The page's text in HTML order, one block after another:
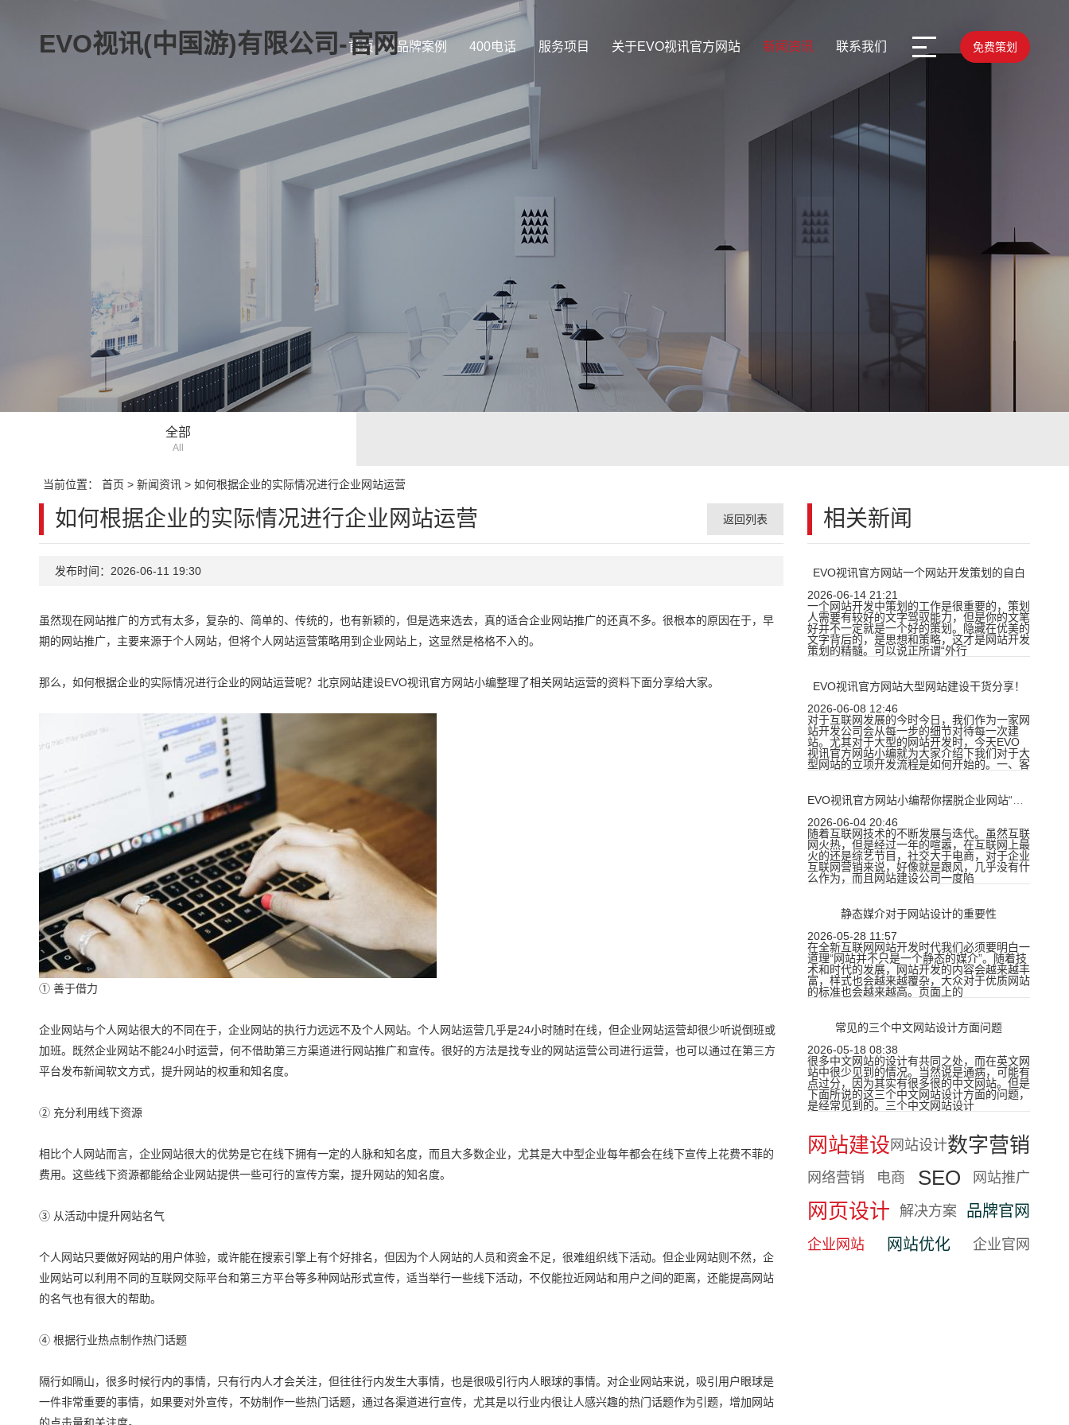
EVO视讯(中国游)有限公司-官网
首页 品牌案例 400电话 服务项目 关于EVO视讯官方网站 新闻资讯 联系我们 免费策划
全部
All
当前位置： 首页 > 新闻资讯> 如何根据企业的实际情况进行企业网站运营
相关新闻
EVO视讯官方网站一个网站开发策划的自白
2026-06-14 21:21
一个网站开发中策划的工作是很重要的，策划
人需要有较好的文字驾驭能力，但是你的文笔
好并不一定就是一个好的策划。隐藏在优美的
文字背后的，是思想和策略，这才是网站开发
策划的精髓。可以说正所谓“外行
EVO视讯官方网站大型网站建设干货分享！
2026-06-08 12:46
对于互联网发展的今时今日，我们作为一家网
站开发公司会从每一步的细节对待每一次建
站。尤其对于大型的网站开发时，今天EVO
视讯官方网站小编就为大家介绍下我们对于大
型网站的立项开发流程是如何开始的。一、客
2026-06-04 20:46
随着互联网技术的不断发展与迭代。虽然互联
网火热，但是经过一年的喧嚣，在互联网上最
火的还是综艺节目，社交大于电商，对于企业
互联网营销来说，好像就是跟风，几乎没有什
么作为，而且网站建设公司一度陷
静态媒介对于网站设计的重要性
2026-05-28 11:57
在全新互联网网站开发时代我们必须要明白一
道理“网站并不只是一个静态的媒介”。随着技
术和时代的发展，网站开发的内容会越来越丰
富，样式也会越来越覆杂，大众对于优质网站
的标准也会越来越高。页面上的
常见的三个中文网站设计方面问题
2026-05-18 08:38
很多中文网站的设计有共同之处，而在英文网
站中很少见到的情况。当然说是通病，可能有
点过分，因为其实有很多很的中文网站。但是
下面所说的这三个中文网站设计方面的问题，
是经常见到的。三个中文网站设计
网站建设 网站设计数字营销
网络营销 电商 SEO 网站推广
网页设计 解决方案 品牌官网
企业网站 网站优化 企业官网
如何根据企业的实际情况进行企业网站运营 返回列表
发布时间：2026-06-11 19:30
虽然现在网站推广的方式有太多，复杂的、简单的、传统的，也有新颖的，但是选来选去，真的适合企业网站推广的还真不多。很根本的原因在于，早
期的网站推广，主要来源于个人网站，但将个人网站运营策略用到企业网站上，这显然是格格不入的。
那么，如何根据企业的实际情况进行企业的网站运营呢？北京网站建设EVO视讯官方网站小编整理了相关网站运营的资料下面分享给大家。
① 善于借力
企业网站与个人网站很大的不同在于，企业网站的执行力远远不及个人网站。个人网站运营几乎是24小时随时在线，但企业网站运营却很少听说倒班或
加班。既然企业网站不能24小时运营，何不借助第三方渠道进行网站推广和宣传。很好的方法是找专业的网站运营公司进行运营，也可以通过在第三方
平台发布新闻软文方式，提升网站的权重和知名度。
② 充分利用线下资源
相比个人网站而言，企业网站很大的优势是它在线下拥有一定的人脉和知名度，而且大多数企业，尤其是大中型企业每年都会在线下宣传上花费不菲的
费用。这些线下资源都能给企业网站提供一些可行的宣传方案，提升网站的知名度。
③ 从活动中提升网站名气
个人网站只要做好网站的用户体验，或许能在搜索引擎上有个好排名，但因为个人网站的人员和资金不足，很难组织线下活动。但企业网站则不然，企
业网站可以利用不同的互联网交际平台和第三方平台等多种网站形式宣传，适当举行一些线下活动，不仅能拉近网站和用户之间的距离，还能提高网站
的名气也有很大的帮助。
④ 根据行业热点制作热门话题
隔行如隔山，很多时候行内的事情，只有行内人才会关注，但往往行内发生大事情，也是很吸引行内人眼球的事情。对企业网站来说，吸引用户眼球是
一件非常重要的事情，如果要对外宣传，不妨制作一些热门话题，通过各渠道进行宣传，尤其是以行业内很让人感兴趣的热门话题作为引题，增加网站